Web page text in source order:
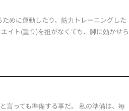
めに運動したり、筋力トレーニングした
イト(重り)を担がなくても、脚に効かせら
言っても準備する事だ。 私の準備は、毎